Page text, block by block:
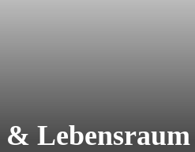
Lebensraum